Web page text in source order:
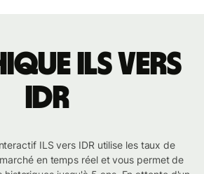
ILS vers
IDR
ILS vers IDR utilise les taux de
en temps réel et vous permet de